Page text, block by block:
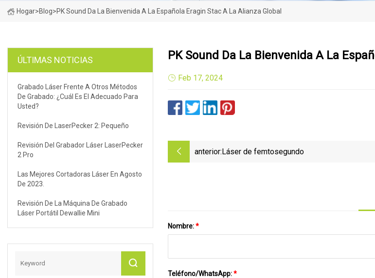
Hogar>Blog>PK Sound Da La Bienvenida A La Española Eragin Stac A La Alianza Global
ÚLTIMAS NOTICIAS
Grabado Láser Frente A Otros Métodos
De Grabado: ¿cuál Es El Adecuado Para
Usted?
Revisión De LaserPecker 2: Pequeño
Revisión Del Grabador Láser LaserPecker
2 Pro
Las Mejores Cortadoras Láser En Agosto
De 2023.
Revisión De La Máquina De Grabado
Láser Portátil Dewallie Mini
PK Sound Da La Bienvenida A La
Feb 17, 2024
anterior:Láser de femtosegundo
Nombre:*
Teléfono/WhatsApp:*